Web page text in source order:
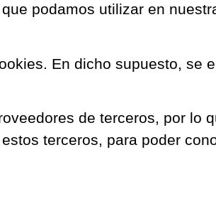
podamos utilizar en
En dicho supuesto, se
de terceros, por lo
terceros, para poder